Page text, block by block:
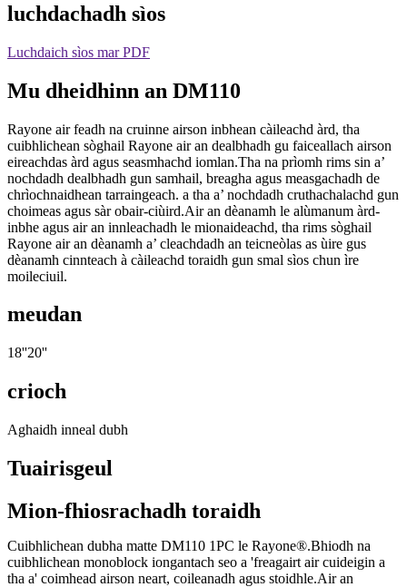
luchdachadh sìos
Luchdaich sìos mar PDF
Mu dheidhinn an DM110
Rayone air feadh na cruinne airson inbhean càileachd àrd, tha
cuibhlichean sòghail Rayone air an dealbhadh gu faiceallach airson
eireachdas àrd agus seasmhachd iomlan.Tha na prìomh rims sin a’
nochdadh dealbhadh gun samhail, breagha agus measgachadh de
chrìochnaidhean tarraingeach. a tha a’ nochdadh cruthachalachd gun
choimeas agus sàr obair-ciùird.Air an dèanamh le alùmanum àrd-
inbhe agus air an innleachadh le mionaideachd, tha rims sòghail
Rayone air an dèanamh a’ cleachdadh an teicneòlas as ùire gus
dèanamh cinnteach à càileachd toraidh gun smal sìos chun ìre
moileciuil.
meudan
18''20''
crioch
Aghaidh inneal dubh
Tuairisgeul
Mion-fhiosrachadh toraidh
Cuibhlichean dubha matte DM110 1PC le Rayone®.Bhiodh na
cuibhlichean monoblock iongantach seo a 'freagairt air cuideigin a
tha a' coimhead airson neart, coileanadh agus stoidhle.Air an